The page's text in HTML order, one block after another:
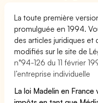
La toute première
promulguée en 1994.
des articles juridiques
modifiés sur le site de
n°94-126 du 11 février
l’entreprise individuelle
La loi Madelin en